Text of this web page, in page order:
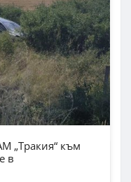
„Тракия“ към
в